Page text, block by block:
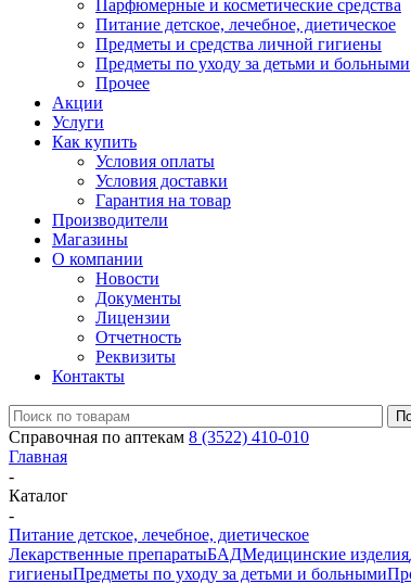
Парфюмерные и косметические средства
Питание детское, лечебное, диетическое
Предметы и средства личной гигиены
Предметы по уходу за детьми и больными
Прочее
Акции
Услуги
Как купить
Условия оплаты
Условия доставки
Гарантия на товар
Производители
Магазины
О компании
Новости
Документы
Лицензии
Отчетность
Реквизиты
Контакты
Справочная по аптекам 8 (3522) 410-010
Главная
-
Каталог
-
Питание детское, лечебное, диетическое
Лекарственные препаратыБАДМедицинские изделия
гигиеныПредметы по уходу за детьми и больными